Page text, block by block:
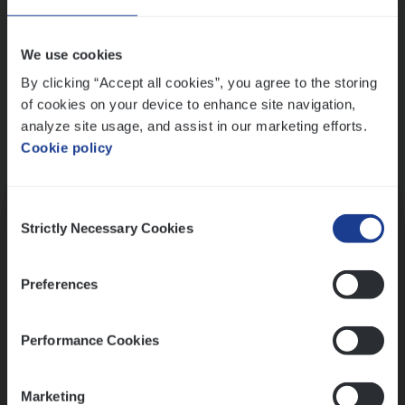
We use cookies
By clicking “Accept all cookies”, you agree to the storing
of cookies on your device to enhance site navigation,
analyze site usage, and assist in our marketing efforts.
Cookie policy
Selection
Strictly Necessary Cookies
Preferences
Performance Cookies
Marketing